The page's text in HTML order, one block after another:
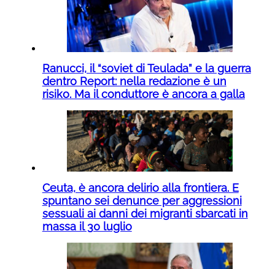
Ranucci, il “soviet di Teulada” e la guerra
dentro Report: nella redazione è un
risiko. Ma il conduttore è ancora a galla
Ceuta, è ancora delirio alla frontiera. E
spuntano sei denunce per aggressioni
sessuali ai danni dei migranti sbarcati in
massa il 30 luglio